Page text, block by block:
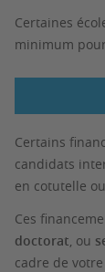
Certaines
minimum
Certains
candidats
en cotutelle
Ces
doctorat, ou
cadre de